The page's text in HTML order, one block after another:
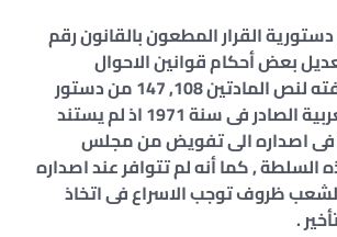
القرار المطعون بالقانون رقم
1979 بتعديل بعض أحكام قوانين الاحوال
الشخصية , لمخالفته لنص المادتين 108, 147 من دستور
جمهورية مصر العربية الصادر فى سنة 1971 اذ لم يستند
فى اصداره الى تفويض من مجلس
, كما أنه لم تتوافر عند اصداره
ظروف توجب الاسراع فى اتخاذ
.